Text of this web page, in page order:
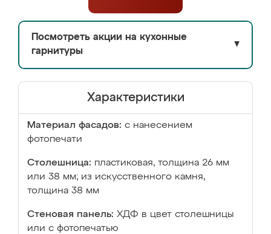
Посмотреть акции на кухонные
гарнитуры
▼
Характеристики
Материал фасадов: с нанесением
фотопечати
Столешница: пластиковая, толщина 26 мм
или 38 мм; из искусственного камня,
толщина 38 мм
Стеновая панель: ХДФ в цвет столешницы
или с фотопечатью